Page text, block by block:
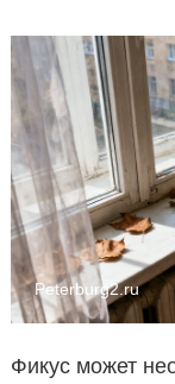
Peterburg2.ru
Фикус может